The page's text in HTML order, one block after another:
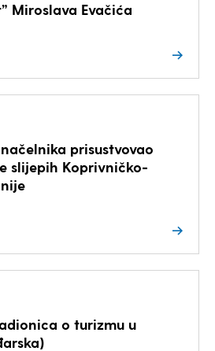
Miroslava Evačića
prisustvovao
slijepih Koprivničko-
o turizmu u